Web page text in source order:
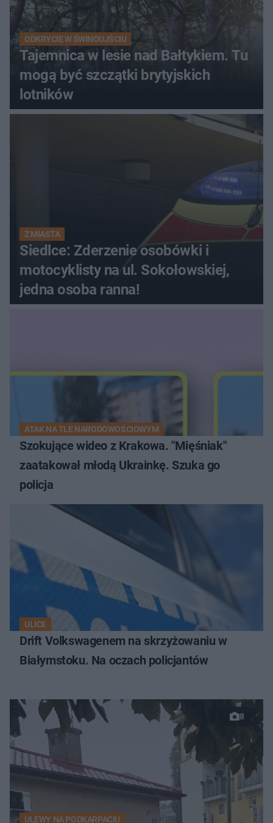
ODKRYCIE W ŚWINOUJŚCIU
Tajemnica w lesie nad Bałtykiem. Tu
mogą być szczątki brytyjskich
lotników
Z MIASTA
Siedlce: Zderzenie osobówki i
motocyklisty na ul. Sokołowskiej,
jedna osoba ranna!
ATAK NA TLE NARODOWOŚCIOWYM
Szokujące wideo z Krakowa. "Mięśniak"
zaatakował młodą Ukrainkę. Szuka go
policja
ULICE
Drift Volkswagenem na skrzyżowaniu w
Białymstoku. Na oczach policjantów
8
ULEWY NA PODKARPACIU